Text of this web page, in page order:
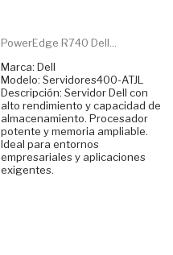
PowerEdge R740 Dell...
Marca: Dell
Modelo: Servidores400-ATJL
Descripción: Servidor Dell con
alto rendimiento y capacidad de
almacenamiento. Procesador
potente y memoria ampliable.
Ideal para entornos
empresariales y aplicaciones
exigentes.